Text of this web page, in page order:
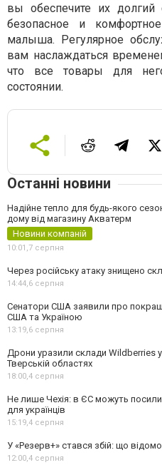
вы обеспечите их
безопасное и
малыша. Регулярное
вам наслаждаться
что все товары для
состоянии.
Останні новини
Надійне тепло для будь-якого
дому від магазину Акватерм
Новини компаній
10:01,7 серпня
Через російську атаку знищено
14:44,6 серпня
Сенатори США заявили про
США та Україною
13:19,6 серпня
Дрони уразили склади Wildberries
Тверській областях
18:00,4 серпня
Не лише Чехія: в ЄС можуть
для українців
15:19,4 серпня
У «Резерв+» стався збій: що відомо
12:00,4 серпня